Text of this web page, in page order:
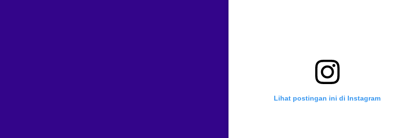
Lihat postingan ini di Instagram